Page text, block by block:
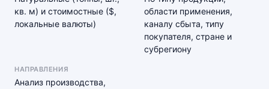
кв. м) и стоимостные ($,
локальные валюты)
области применения,
каналу сбыта, типу
покупателя, стране и
субрегиону
НАПРАВЛЕНИЯ
Анализ производства,